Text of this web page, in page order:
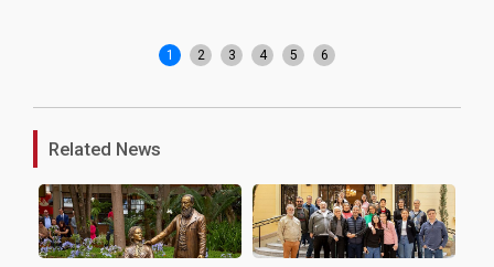
1 2 3 4 5 6
Related News